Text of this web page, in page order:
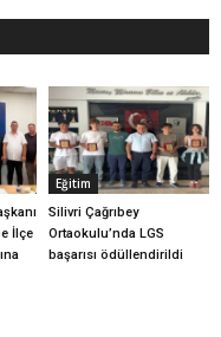
İlçe
Eğitim
Silivri Çağrıbey
Ortaokulu’nda LGS
başarısı ödüllendirildi